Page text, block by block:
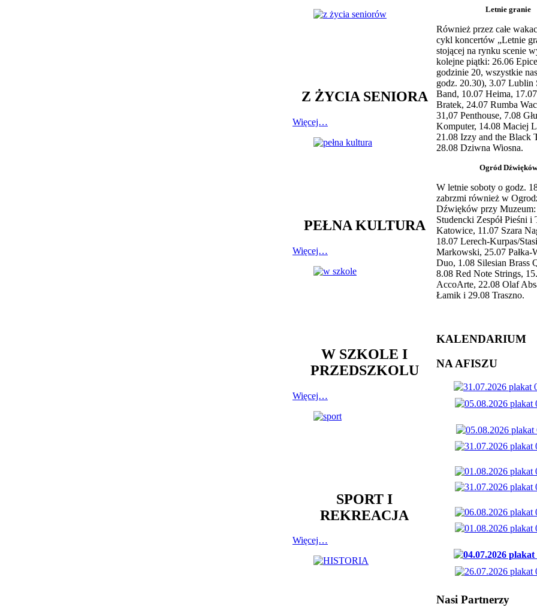
Z ŻYCIA SENIORA
Więcej…
PEŁNA KULTURA
Więcej…
W SZKOLE I
PRZEDSZKOLU
Więcej…
SPORT I
REKREACJA
Więcej…
Letnie granie
Również przez całe
cykl koncertów „Letnie
stojącej na rynku scenie
kolejne piątki: 26.06
godzinie 20, wszystkie
godz. 20.30), 3.07 Lublin
Band, 10.07 Heima,
Bratek, 24.07 Rumba
31,07 Penthouse, 7.08
Komputer, 14.08 Maciej
21.08 Izzy and the Black
28.08 Dziwna Wiosna.
Ogród Dźwięków
W letnie soboty o godz.
zabrzmi również w
Dźwięków przy
Studencki Zespół Pieśni i
Katowice, 11.07 Szara
18.07 Lerech-Kurpas/
Markowski, 25.07 Pałka-
Duo, 1.08 Silesian Brass
8.08 Red Note Strings,
AccoArte, 22.08 Olaf
Łamik i 29.08 Traszno.
KALENDARIUM
NA AFISZU
Nasi Partnerzy